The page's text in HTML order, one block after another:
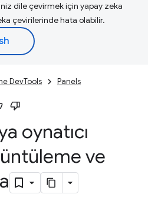
dile çevirmek için yapay zeka
çevirilerinde hata olabilir.
DevTools Panels
oynatıcı
ve